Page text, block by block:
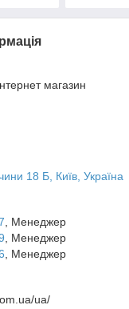
магазин
18 Б, Київ, Україна
, Менеджер
, Менеджер
, Менеджер
ua/